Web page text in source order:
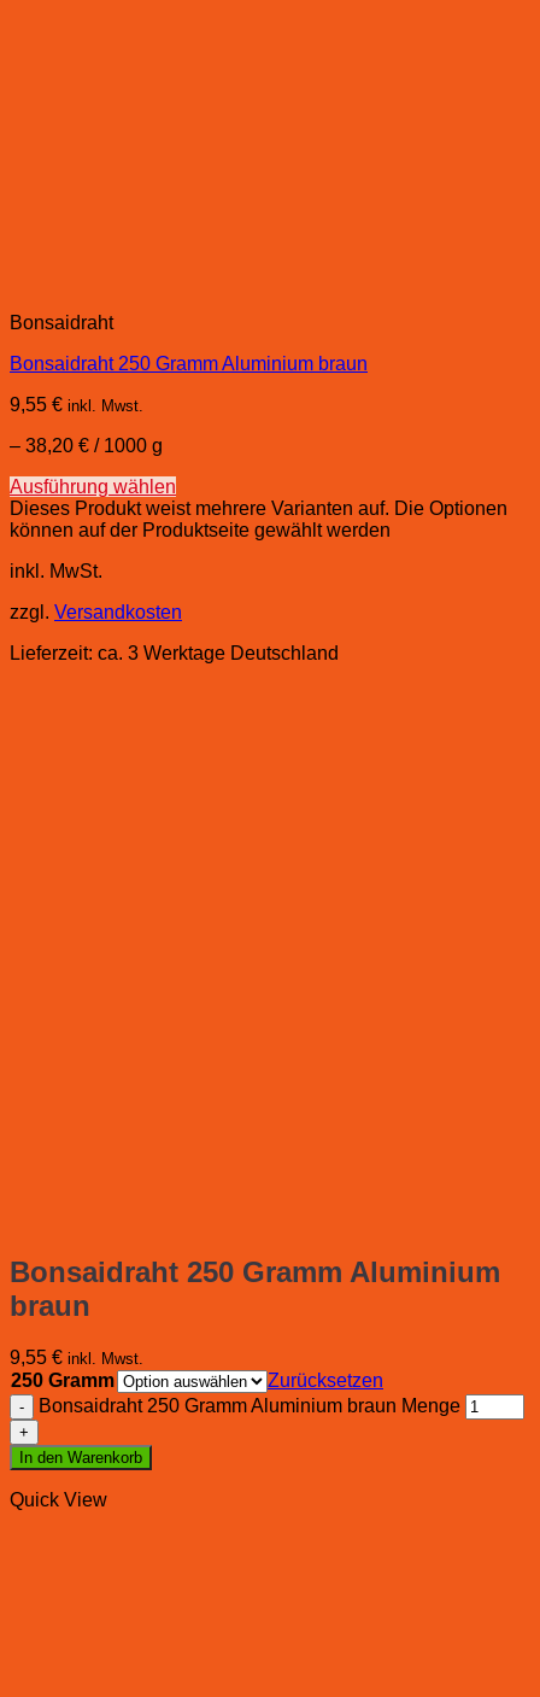
Bonsaidraht
Bonsaidraht 250 Gramm Aluminium braun
9,55 € inkl. Mwst.
– 38,20 € / 1000 g
Ausführung wählen
Dieses Produkt weist mehrere Varianten auf. Die Optionen
können auf der Produktseite gewählt werden
inkl. MwSt.
zzgl. Versandkosten
Lieferzeit: ca. 3 Werktage Deutschland
Bonsaidraht 250 Gramm Aluminium
braun
9,55 € inkl. Mwst.
250 Gramm
Zurücksetzen
Bonsaidraht 250 Gramm Aluminium braun Menge
In den Warenkorb
Quick View